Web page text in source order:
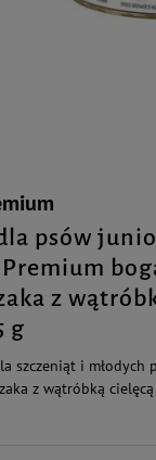
psów
z
g
szczeniąt i młodych
z wątróbką cielęcą